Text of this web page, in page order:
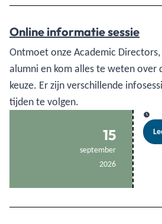
Online informatie sessie
Ontmoet onze Academic
alumni en kom alles te weten over
keuze. Er zijn verschillende
tijden te volgen.
15
september
2026